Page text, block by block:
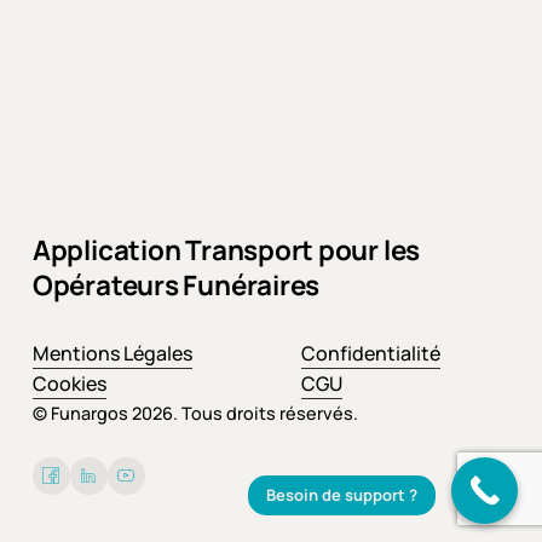
Application Transport pour les
Opérateurs Funéraires
Mentions Légales
Cookies
Confidentialité
CGU
© Funargos 2026. Tous droits réservés.
Besoin de support ?